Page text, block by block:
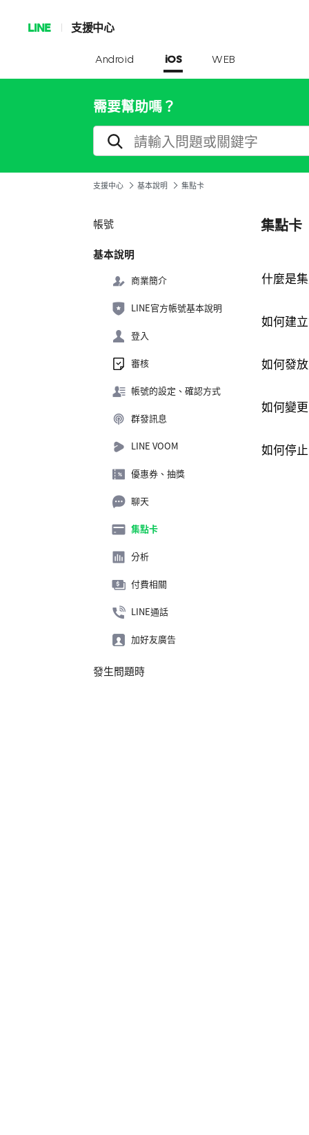
LINE 支援中心
Android iOS WEB
需要幫助嗎？
支援中心 基本說明 集點卡
帳號
基本說明
商業簡介
LINE官方帳號基本說明
登入
審核
帳號的設定、確認方式
群發訊息
LINE VOOM
優惠券、抽獎
聊天
集點卡
分析
付費相關
LINE通話
加好友廣告
發生問題時
集點卡
什麼是
如何建
如何發
如何變
如何停